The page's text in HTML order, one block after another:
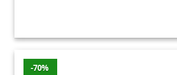
-70%